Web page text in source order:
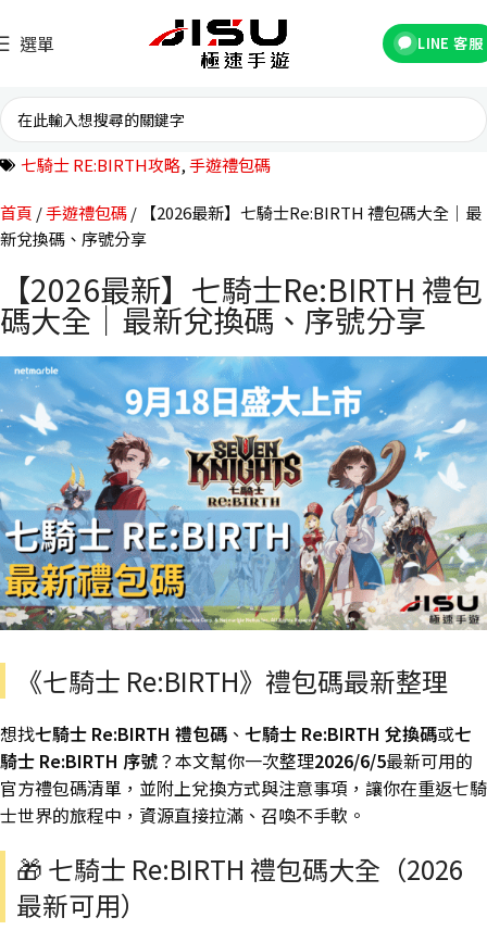
選單 LINE 客服
七騎士 RE:BIRTH攻略,手遊禮包碼
首頁 手遊禮包碼
【2026最新】七騎士Re:BIRTH 禮包碼大全｜最
新兌換碼、序號分享
【2026最新】七騎士Re:BIRTH 禮包
碼大全｜最新兌換碼、序號分享
《七騎士 Re:BIRTH》禮包碼最新整理
想找七騎士 Re:BIRTH 禮包碼 、 七騎士 Re:BIRTH 兌換碼或七
騎士 Re:BIRTH 序號？本文幫你一次整理2026/6/5最新可用的
官方禮包碼清單，並附上兌換方式與注意事項，讓你在重返七騎
士世界的旅程中，資源直接拉滿、召喚不手軟。
🎁 七騎士 Re:BIRTH 禮包碼大全（2026
最新可用）